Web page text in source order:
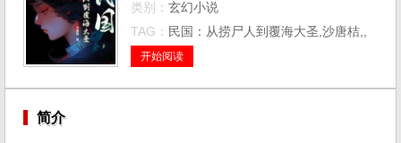
类别： 玄幻小说
TAG： 民国：从捞尸人到覆海大圣,沙唐桔,,
开始阅读
简介